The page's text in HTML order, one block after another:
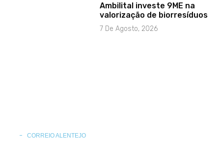
Ambilital investe 9ME na
valorização de biorresíduos
7 De Agosto, 2026
CORREIO ALENTEJO